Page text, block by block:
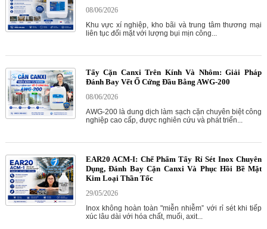
08/06/2026
Khu vực xí nghiệp, kho bãi và trung tâm thương mại
liên tục đối mặt với lượng bụi mịn công...
Tẩy Cặn Canxi Trên Kính Và Nhôm: Giải Pháp
Đánh Bay Vết Ố Cứng Đầu Bằng AWG-200
08/06/2026
AWG-200 là dung dịch làm sạch cặn chuyên biệt công
nghiệp cao cấp, được nghiên cứu và phát triển...
EAR20 ACM-I: Chế Phẩm Tẩy Rỉ Sét Inox Chuyên
Dụng, Đánh Bay Cặn Canxi Và Phục Hồi Bề Mặt
Kim Loại Thần Tốc
29/05/2026
Inox không hoàn toàn "miễn nhiễm” với rỉ sét khi tiếp
xúc lâu dài với hóa chất, muối, axit...